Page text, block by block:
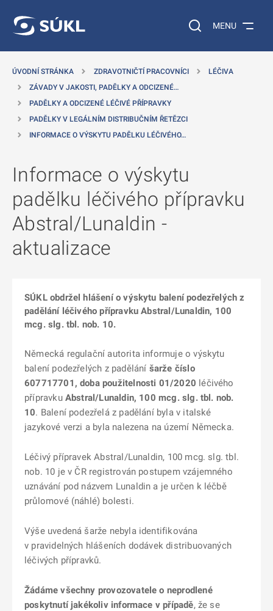
Vyhledávání na
MENU
ÚVODNÍ STRÁNKA ZDRAVOTNIČTÍ PRACOVNÍCI
LÉČIVA
ZÁVADY V JAKOSTI, PADĚLKY A ODCIZENÉ…
PADĚLKY A ODCIZENÉ LÉČIVÉ PŘÍPRAVKY
PADĚLKY V LEGÁLNÍM DISTRIBUČNÍM ŘETĚZCI
INFORMACE O VÝSKYTU PADĚLKU LÉČIVÉHO…
Informace o výskytu
padělku léčivého přípravku
Abstral/Lunaldin -
aktualizace
SÚKL obdržel hlášení o výskytu balení podezřelých z
padělání léčivého přípravku Abstral/Lunaldin, 100
mcg. slg. tbl. nob. 10.
Německá regulační autorita informuje o výskytu
balení podezřelých z padělání šarže číslo
607717701 , doba použitelnosti 01/2020 léčivého
přípravku Abstral/Lunaldin, 100 mcg. slg. tbl. nob.
10. Balení podezřelá z padělání byla v italské
jazykové verzi a byla nalezena na území Německa.
Léčivý přípravek Abstral/Lunaldin, 100 mcg. slg. tbl.
nob. 10 je v ČR registrován postupem vzájemného
uznávání pod názvem Lunaldin a je určen k léčbě
průlomové (náhlé) bolesti.
Výše uvedená šarže nebyla identifikována
v pravidelných hlášeních dodávek distribuovaných
léčivých přípravků.
Žádáme všechny provozovatele o neprodlené
poskytnutí jakékoliv informace v případě, že se